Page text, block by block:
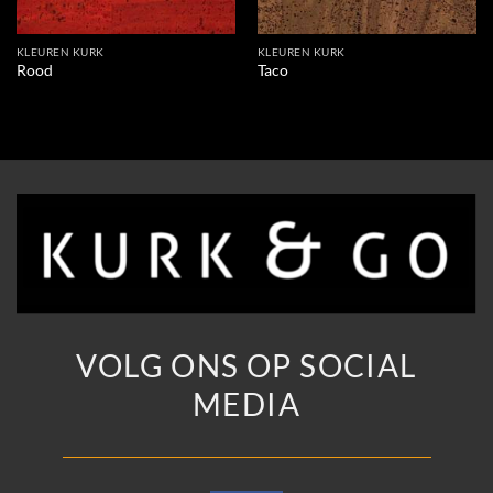
KLEUREN KURK
Rood
KLEUREN KURK
Taco
VOLG ONS OP SOCIAL
MEDIA